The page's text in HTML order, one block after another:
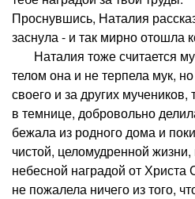
Проснувшись, Наталия
заснула - и так мирно отошла
Наталия тоже считается
телом она и не терпела мук,
своего и за других
в темнице, добровольно
бежала из родного дома и
чистой, целомудренной
небесной наградой от Христа
не пожалела ничего из того,